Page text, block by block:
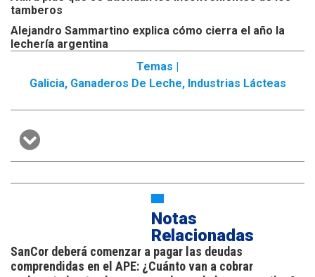
tamberos
Alejandro Sammartino explica cómo cierra el año la
lechería argentina
Temas |
Galicia, Ganaderos De Leche, Industrias Lácteas
Notas
Relacionadas
SanCor deberá comenzar a pagar las deudas
comprendidas en el APE: ¿Cuánto van a cobrar